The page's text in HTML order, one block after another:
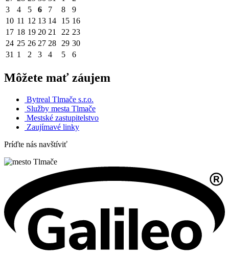
3
4 5 6 7 8
9
10 11 12 13 14 15 16
17 18 19 20 21 22 23
24 25 26 27 28 29 30
31 1 2 3 4 5 6
Môžete mať záujem
Bytreal Tlmače s.r.o.
Služby mesta Tlmače
Mestské zastupitelstvo
Zaujímavé linky
Príďte nás navštíviť